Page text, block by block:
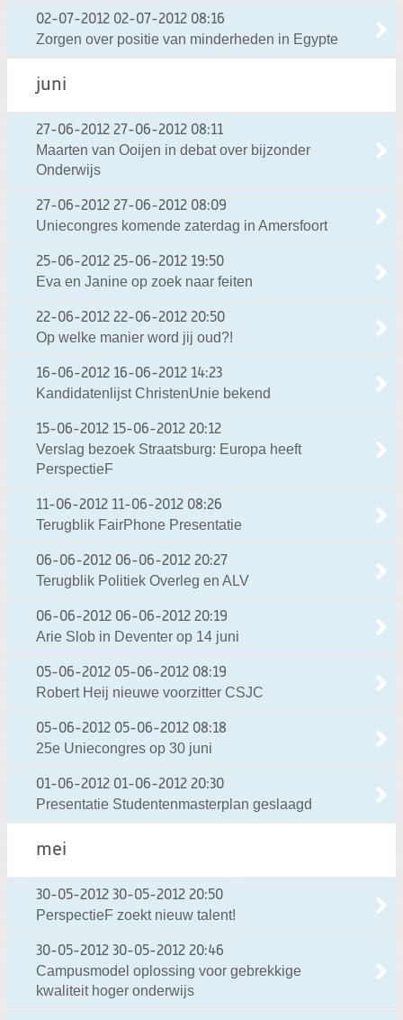
02-07-2012 02-07-2012 08:16
Zorgen over positie van minderheden in Egypte
juni
27-06-2012 27-06-2012 08:11
Maarten van Ooijen in debat over bijzonder
Onderwijs
27-06-2012 27-06-2012 08:09
Uniecongres komende zaterdag in Amersfoort
25-06-2012 25-06-2012 19:50
Eva en Janine op zoek naar feiten
22-06-2012 22-06-2012 20:50
Op welke manier word jij oud?!
16-06-2012 16-06-2012 14:23
Kandidatenlijst ChristenUnie bekend
15-06-2012 15-06-2012 20:12
Verslag bezoek Straatsburg: Europa heeft
PerspectieF
11-06-2012 11-06-2012 08:26
Terugblik FairPhone Presentatie
06-06-2012 06-06-2012 20:27
Terugblik Politiek Overleg en ALV
06-06-2012 06-06-2012 20:19
Arie Slob in Deventer op 14 juni
05-06-2012 05-06-2012 08:19
Robert Heij nieuwe voorzitter CSJC
05-06-2012 05-06-2012 08:18
25e Uniecongres op 30 juni
01-06-2012 01-06-2012 20:30
Presentatie Studentenmasterplan geslaagd
mei
30-05-2012 30-05-2012 20:50
PerspectieF zoekt nieuw talent!
30-05-2012 30-05-2012 20:46
Campusmodel oplossing voor gebrekkige
kwaliteit hoger onderwijs